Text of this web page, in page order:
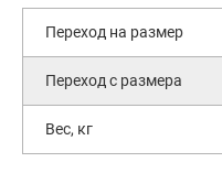
Переход на размер
Переход с размера
Вес, кг